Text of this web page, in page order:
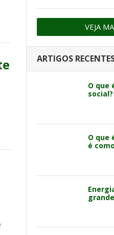
VEJA
ARTIGOS
O que
social?
O que
é